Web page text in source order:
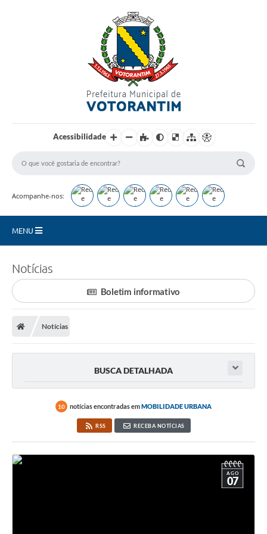
Acessibilidade
Acompanhe-nos:
MENU
Finanças
Carta de Serviços
Vagas PAT
Perguntas e Respostas Frequentes
Empreendedor
Pesquisa Dificuldades no Licenciamento de Empresas
Notícias
Boletim informativo
Notícias
BUSCA DETALHADA
10 notícias encontradas emMOBILIDADE URBANA
RSS RECEBA NOTÍCIAS
AGO
07